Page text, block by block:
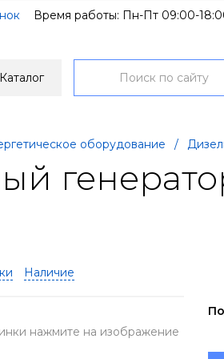
Время работы: Пн-Пт 09:00-
Каталог
оборудование /
Наличие
нажмите на изображение